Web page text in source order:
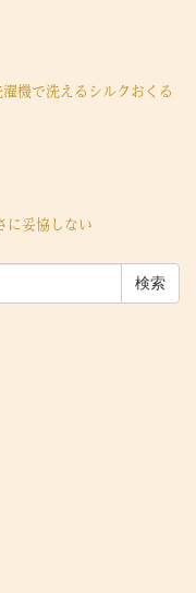
機で洗えるシルクおくる
に妥協しない